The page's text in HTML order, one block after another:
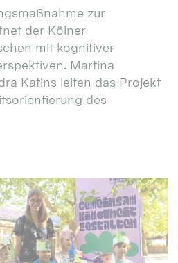
zur
der Kölner
mit kognitiver
Martina
Katins leiten das Projekt
des